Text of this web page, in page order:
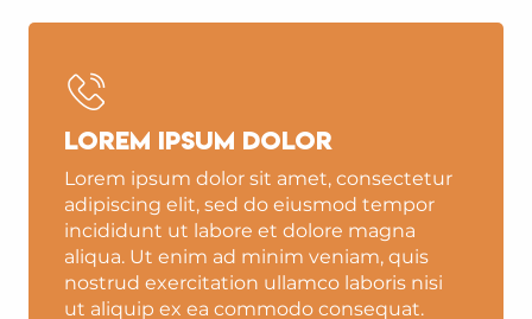
Lorem ipsum dolor
Lorem ipsum dolor sit amet, consectetur
adipiscing elit, sed do eiusmod tempor
incididunt ut labore et dolore magna
aliqua. Ut enim ad minim veniam, quis
nostrud exercitation ullamco laboris nisi
ut aliquip ex ea commodo consequat.